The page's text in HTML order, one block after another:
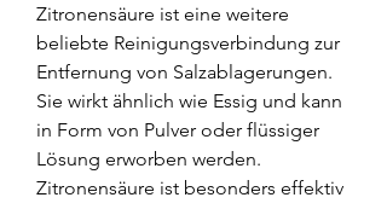
Zitronensäure ist eine weitere
beliebte Reinigungsverbindung zur
Entfernung von Salzablagerungen.
Sie wirkt ähnlich wie Essig und kann
in Form von Pulver oder flüssiger
Lösung erworben werden.
Zitronensäure ist besonders effektiv